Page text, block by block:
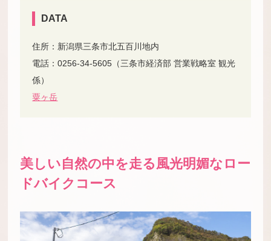
DATA
住所：新潟県三条市北五百川地内
電話：0256-34-5605（三条市経済部 営業戦略室 観光
係）
粟ヶ岳
美しい自然の中を走る風光明媚なロー
ドバイクコース